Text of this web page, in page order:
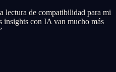
lectura de compatibilidad para mi
insights con IA van mucho más